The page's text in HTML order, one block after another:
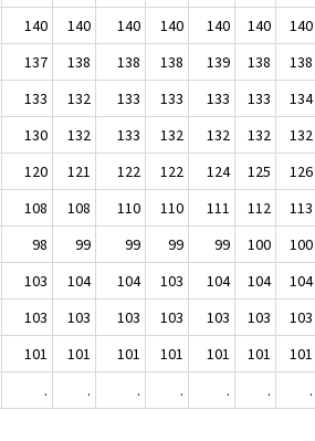
140 140 140 140 140 140 140
137 138 138 138 139 138 138
133 132 133 133 133 133 134
130 132 133 132 132 132 132
120 121 122 122 124 125 126
108 108 110 110 111 112 113
98 99 99 99 99 100 100
103 104 104 103 104 104 104
103 103 103 103 103 103 103
101 101 101 101 101 101 101
. . . . . . .